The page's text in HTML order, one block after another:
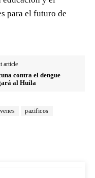
para el futuro de
article
contra el dengue
al Huila
pazificos